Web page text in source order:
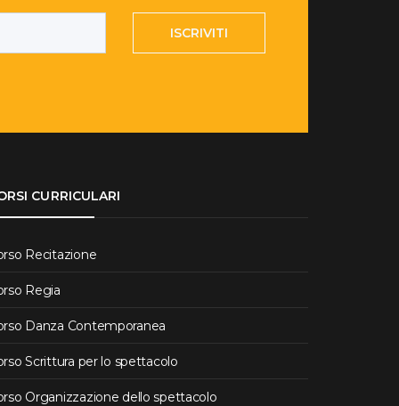
ISCRIVITI
CURRICULARI
Recitazione
Regia
Danza Contemporanea
Scrittura per lo spettacolo
Organizzazione dello spettacolo